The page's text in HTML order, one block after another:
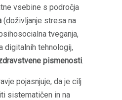
vsebine s področja
(doživljanje stresa na
tveganja,
digitalnih tehnologij,
pismenosti.
pojasnjuje, da je cilj
sistematičen in na